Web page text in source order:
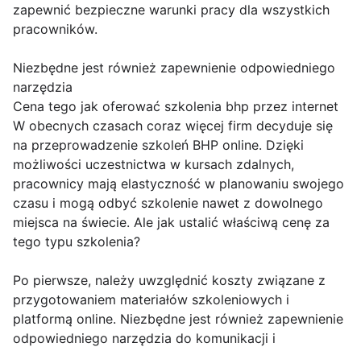
zapewnić bezpieczne warunki pracy dla wszystkich
pracowników.
Niezbędne jest również zapewnienie odpowiedniego
narzędzia
Cena tego jak oferować szkolenia bhp przez internet
W obecnych czasach coraz więcej firm decyduje się
na przeprowadzenie szkoleń BHP online. Dzięki
możliwości uczestnictwa w kursach zdalnych,
pracownicy mają elastyczność w planowaniu swojego
czasu i mogą odbyć szkolenie nawet z dowolnego
miejsca na świecie. Ale jak ustalić właściwą cenę za
tego typu szkolenia?
Po pierwsze, należy uwzględnić koszty związane z
przygotowaniem materiałów szkoleniowych i
platformą online. Niezbędne jest również zapewnienie
odpowiedniego narzędzia do komunikacji i